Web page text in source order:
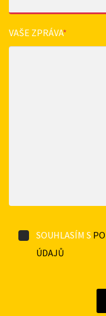
VAŠE ZPRÁVA*
SOUHLASÍM S
ÚDAJŮ